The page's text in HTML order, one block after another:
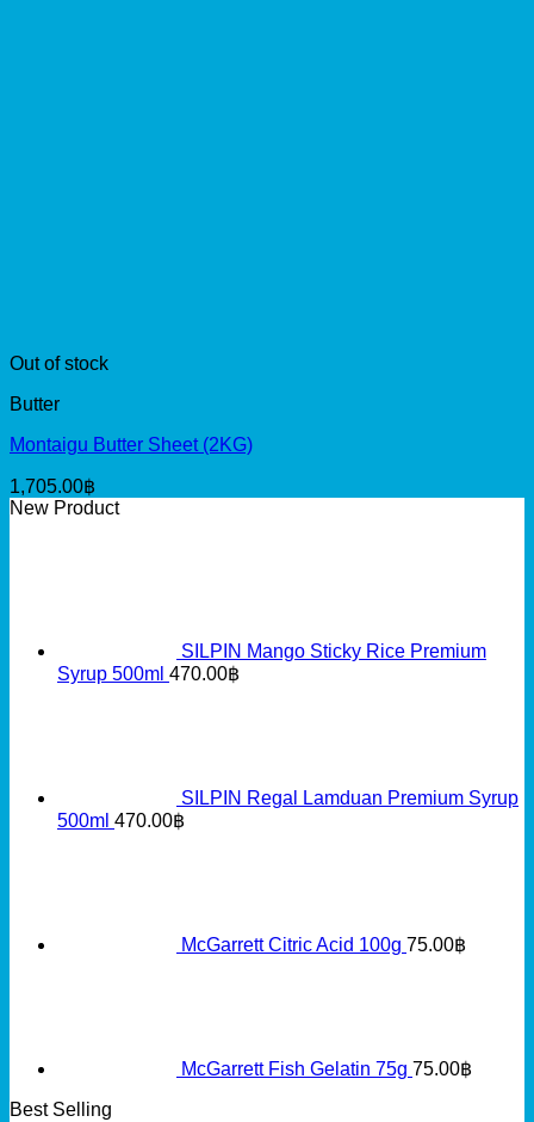
Out of stock
Butter
Montaigu Butter Sheet (2KG)
1,705.00฿
New Product
SILPIN Mango Sticky Rice Premium
Syrup 500ml 470.00฿
SILPIN Regal Lamduan Premium Syrup
500ml 470.00฿
McGarrett Citric Acid 100g 75.00฿
McGarrett Fish Gelatin 75g 75.00฿
Best Selling